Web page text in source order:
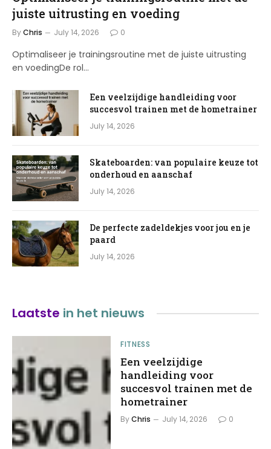
juiste uitrusting en voeding
ByChris July 14, 2026 0
Optimaliseer je trainingsroutine met de juiste uitrusting
en voedingDe rol…
Een veelzijdige handleiding voor
succesvol trainen met de hometrainer
July 14, 2026
Skateboarden: van populaire keuze tot
onderhoud en aanschaf
July 14, 2026
De perfecte zadeldekjes voor jou en je
paard
July 14, 2026
Laatste in het nieuws
FITNESS
Een veelzijdige
handleiding voor
succesvol trainen met de
hometrainer
ByChris July 14, 2026 0